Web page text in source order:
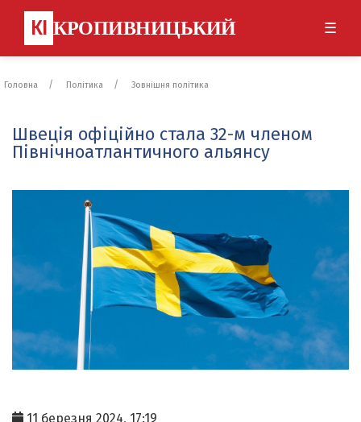
КІ КРОПИВНИЦЬКИЙ ☰
Головна Політика Зовнішня політика
Швеція офіційно стала 32-м членом
Північноатлантичного альянсу
11 березня 2024, 17:19